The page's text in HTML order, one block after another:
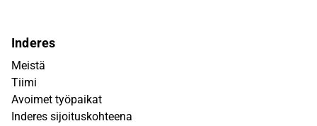
Inderes
Meistä
Tiimi
Avoimet työpaikat
Inderes sijoituskohteena